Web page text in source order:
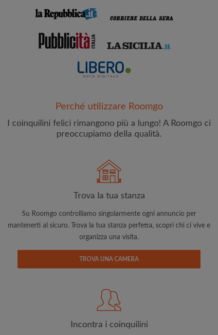
Data di trasferimento
Ho letto, compreso e accettato Termini e le Condizioni
CREA PROFILO
Con l'adesione a Roomgo riceverai offerte esclusive e
Perché utilizzare Roomgo
I coinquilini felici rimangono più a lungo! A Roomgo ci
preoccupiamo della qualità.
Trova la tua stanza
Su Roomgo controlliamo singolarmente ogni annuncio per
mantenerti al sicuro. Trova la tua stanza perfetta, scopri chi ci vive e
organizza una visita.
TROVA UNA CAMERA
Incontra i coinquilini